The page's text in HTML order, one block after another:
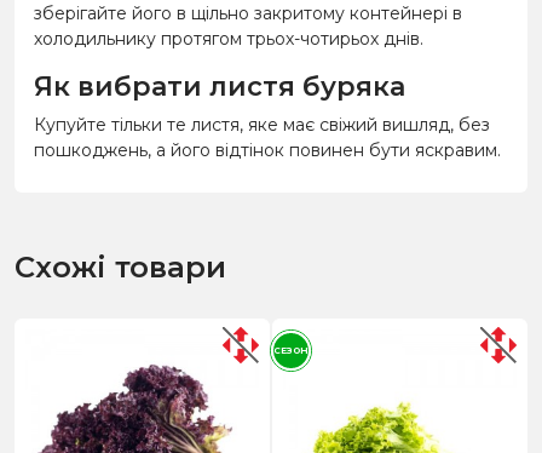
зберігайте його в щільно закритому контейнері в
холодильнику протягом трьох-чотирьох днів.
Як вибрати листя буряка
Купуйте тільки те листя, яке має свіжий вишляд, без
пошкоджень, а його відтінок повинен бути яскравим.
Схожі товари
СЕЗОН